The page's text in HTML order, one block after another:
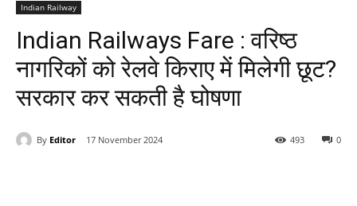
Indian Railway
Indian Railways Fare : वरिष्ठ
नागरिकों को रेलवे किराए में मिलेगी छूट?
सरकार कर सकती है घोषणा
By Editor 17 November 2024 0
493